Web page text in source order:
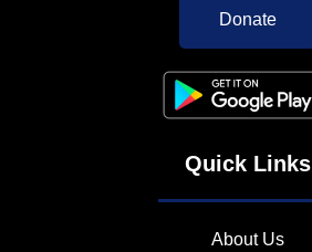
Donate
Quick Links
About Us